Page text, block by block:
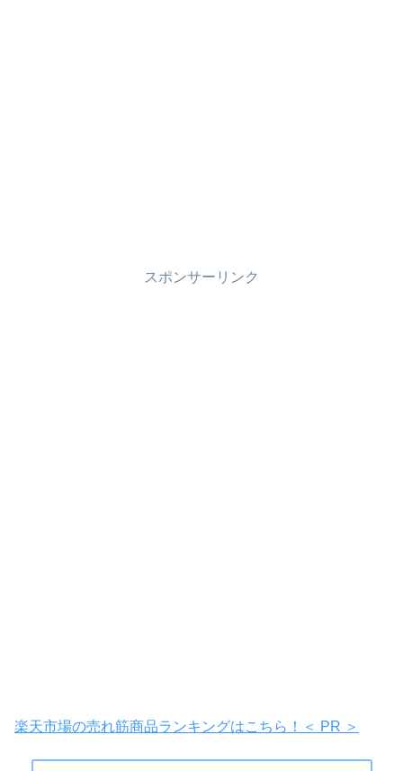
スポンサーリンク
楽天市場の売れ筋商品ランキングはこちら！＜ PR ＞